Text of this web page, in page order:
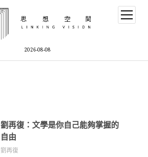
2026-08-08
劉再復：文學是你自己能夠掌握的
自由
劉再復